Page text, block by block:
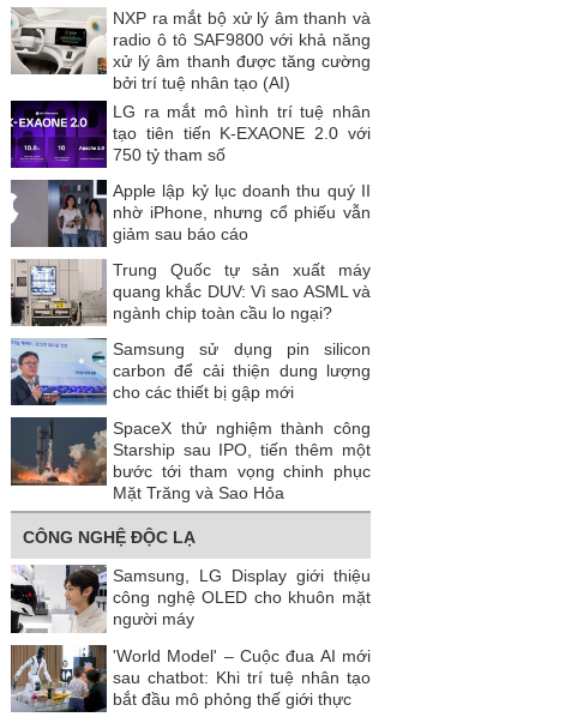
NXP ra mắt bộ xử lý âm thanh và
radio ô tô SAF9800 với khả năng
xử lý âm thanh được tăng cường
bởi trí tuệ nhân tạo (AI)
LG ra mắt mô hình trí tuệ nhân
tạo tiên tiến K-EXAONE 2.0 với
750 tỷ tham số
Apple lập kỷ lục doanh thu quý II
nhờ iPhone, nhưng cổ phiếu vẫn
giảm sau báo cáo
Trung Quốc tự sản xuất máy
quang khắc DUV: Vì sao ASML và
ngành chip toàn cầu lo ngại?
Samsung sử dụng pin silicon
carbon để cải thiện dung lượng
cho các thiết bị gập mới
SpaceX thử nghiệm thành công
Starship sau IPO, tiến thêm một
bước tới tham vọng chinh phục
Mặt Trăng và Sao Hỏa
CÔNG NGHỆ ĐỘC LẠ
Samsung, LG Display giới thiệu
công nghệ OLED cho khuôn mặt
người máy
'World Model' – Cuộc đua AI mới
sau chatbot: Khi trí tuệ nhân tạo
bắt đầu mô phỏng thế giới thực